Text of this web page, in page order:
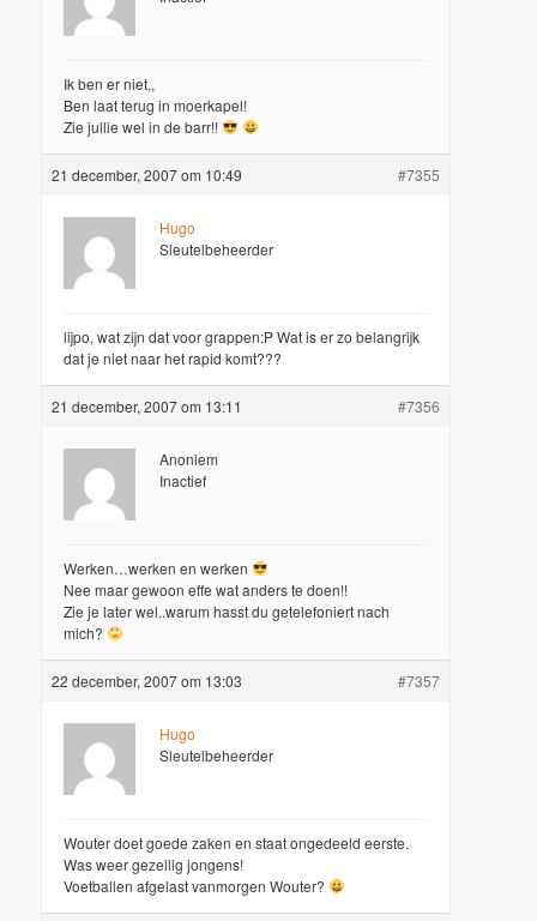
Ik ben er niet,,
Ben laat terug in moerkapel!
Zie jullie wel in de barr!!
21 december, 2007 om 10:49 #7355
Hugo
Sleutelbeheerder
lijpo, wat zijn dat voor grappen:P Wat is er zo belangrijk
dat je niet naar het rapid komt???
21 december, 2007 om 13:11 #7356
Anoniem
Inactief
Werken…werken en werken
Nee maar gewoon effe wat anders te doen!!
Zie je later wel..warum hasst du getelefoniert nach
mich?
22 december, 2007 om 13:03 #7357
Hugo
Sleutelbeheerder
Wouter doet goede zaken en staat ongedeeld eerste.
Was weer gezellig jongens!
Voetballen afgelast vanmorgen Wouter?